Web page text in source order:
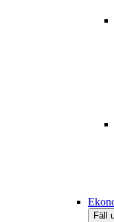
Fäll